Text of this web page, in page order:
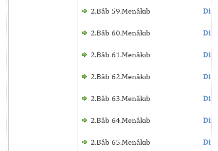
2.Bâb 59.Menâkıb
2.Bâb 60.Menâkıb
2.Bâb 61.Menâkıb
2.Bâb 62.Menâkıb
2.Bâb 63.Menâkıb
2.Bâb 64.Menâkıb
2.Bâb 65.Menâkıb